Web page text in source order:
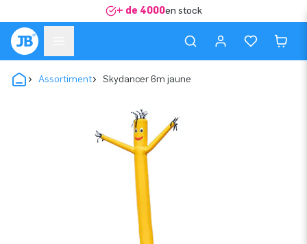
+ de 4000en stock
Assortiment Skydancer 6m jaune